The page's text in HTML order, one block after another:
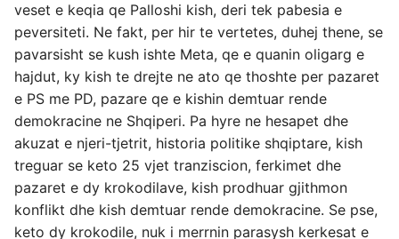
veset e keqia qe Palloshi kish, deri tek pabesia e
peversiteti. Ne fakt, per hir te vertetes, duhej thene, se
pavarsisht se kush ishte Meta, qe e quanin oligarg e
hajdut, ky kish te drejte ne ato qe thoshte per pazaret
e PS me PD, pazare qe e kishin demtuar rende
demokracine ne Shqiperi. Pa hyre ne hesapet dhe
akuzat e njeri-tjetrit, historia politike shqiptare, kish
treguar se keto 25 vjet tranziscion, ferkimet dhe
pazaret e dy krokodilave, kish prodhuar gjithmon
konflikt dhe kish demtuar rende demokracine. Se pse,
keto dy krokodile, nuk i merrnin parasysh kerkesat e